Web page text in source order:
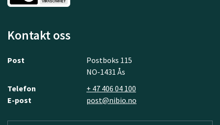
Kontakt oss
Post
Postboks 115
NO-1431 Ås
Telefon
+ 47 406 04 100
E-post
post@nibio.no